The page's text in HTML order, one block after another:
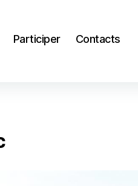
Participer Contacts